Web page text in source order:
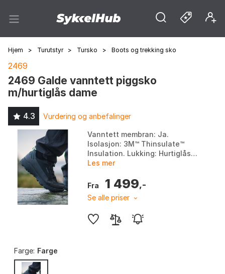
Hjem > Turutstyr > Tursko > Boots og trekking sko
2469
2469 Galde vanntett piggsko
m/hurtiglås dame
4.3 Vurdering og anbefalinger
Vanntett membran: Ja.
Isolasjon: 3M™ Thinsulate™
Insulation. Lukking: Hurtiglås
av vaier. Yttersåle: Stabil med
36, 37, 39.
Les mer
Fra 1 499,-
Se alle priser
Farge: Farge